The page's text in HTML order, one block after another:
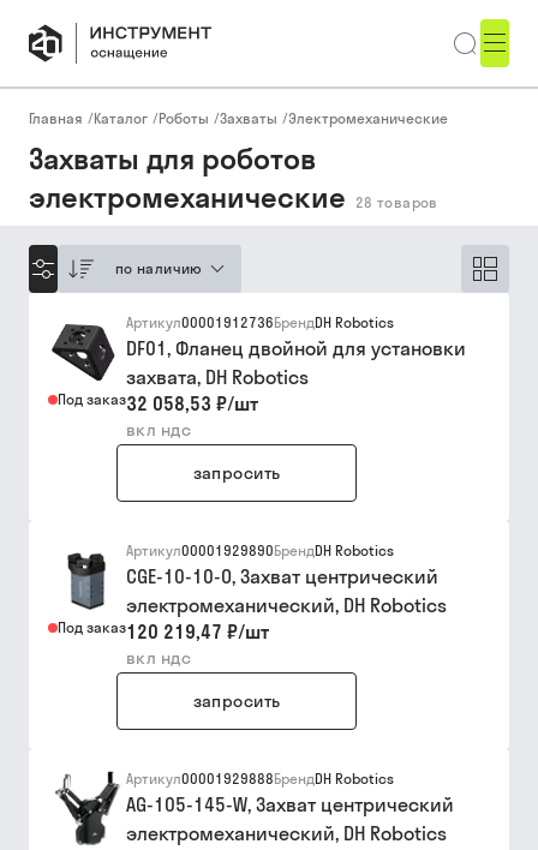
Главная /Каталог /Роботы /Захваты /Электромеханические
Захваты для роботов
электромеханические
28 товаров
по наличию
Под заказ
Артикул00001912736БрендDH Robotics
DF01, Фланец двойной для установки
захвата, DH Robotics
32 058,53 ₽/шт
вкл ндс
запросить
Под заказ
Артикул00001929890БрендDH Robotics
CGE-10-10-O, Захват центрический
электромеханический, DH Robotics
120 219,47 ₽/шт
вкл ндс
запросить
Артикул00001929888БрендDH Robotics
AG-105-145-W, Захват центрический
электромеханический, DH Robotics